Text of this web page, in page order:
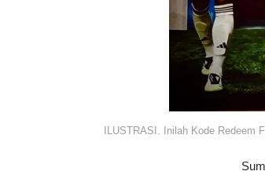
ILUSTRASI. Inilah Kode Redeem